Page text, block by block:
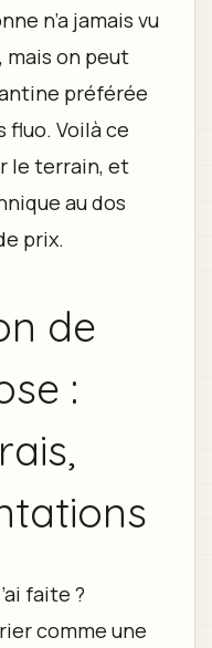
n’a jamais vu
mais on peut
préférée
fluo. Voilà ce
le terrain, et
au dos
prix.
de
:
faite ?
comme une